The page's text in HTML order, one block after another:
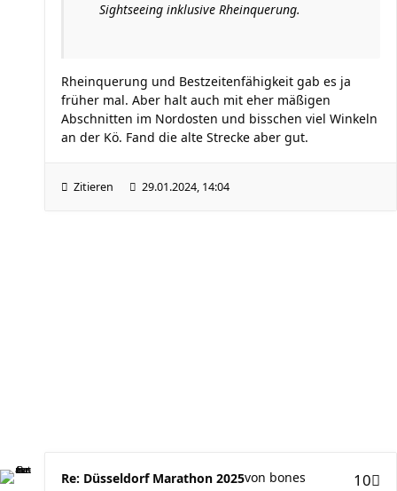
Sightseeing inklusive Rheinquerung.
Rheinquerung und Bestzeitenfähigkeit gab es ja
früher mal. Aber halt auch mit eher mäßigen
Abschnitten im Nordosten und bisschen viel Winkeln
an der Kö. Fand die alte Strecke aber gut.
Zitieren 29.01.2024, 14:04
Re: Düsseldorf Marathon 2025 10
von bones